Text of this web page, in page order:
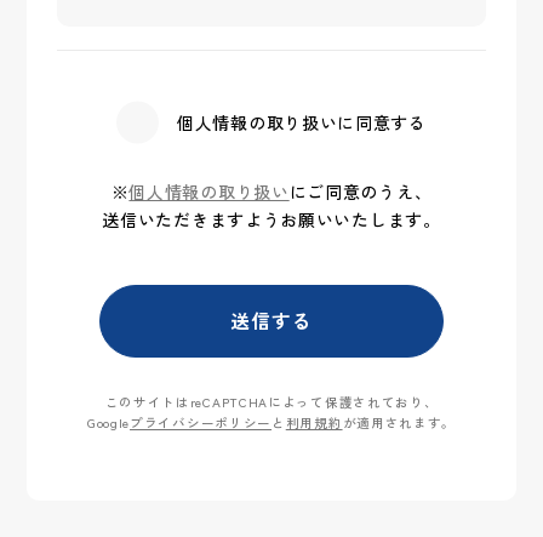
個人情報の取り扱いに同意する
※個人情報の取り扱い にご同意のうえ、
送信いただきますようお願いいたします。
このサイトはreCAPTCHAによって保護されており、
Googleプライバシーポリシー と 利用規約 が適用されます。